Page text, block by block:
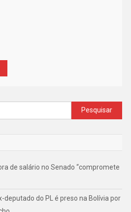
Pesquisar
por:
de salário no Senado “compromete
deputado do PL é preso na Bolívia por